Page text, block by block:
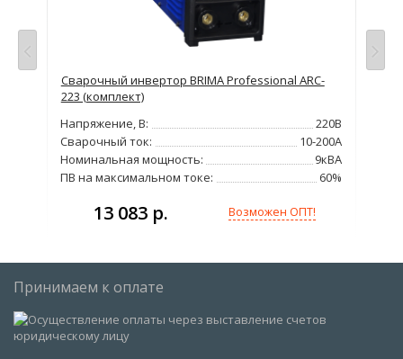
Сварочный инвертор BRIMA Professional ARC-
223 (комплект)
Напряжение, В:
220В
Сварочный ток:
10-200А
Номинальная мощность:
9кВА
ПВ на максимальном токе:
60%
13 083 р. Возможен ОПТ!
Принимаем к оплате